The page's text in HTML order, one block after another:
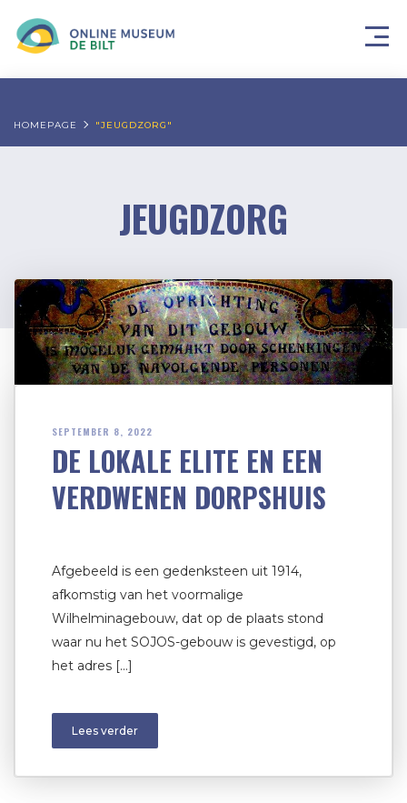
HOMEPAGE "JEUGDZORG"
JEUGDZORG
SEPTEMBER 8, 2022
DE LOKALE ELITE EN EEN
VERDWENEN DORPSHUIS
Afgebeeld is een gedenksteen uit 1914,
afkomstig van het voormalige
Wilhelminagebouw, dat op de plaats stond
waar nu het SOJOS-gebouw is gevestigd, op
het adres […]
Lees verder